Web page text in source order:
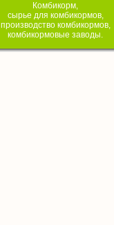
Комбикорм,
сырье для комбикормов,
производство комбикормов,
комбикормовые заводы.